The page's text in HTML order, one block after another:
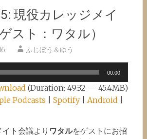
現役カレッジメイ
スト：ワタル）
ふじぼう＆ゆう
00:00
(Duration: 49:32 — 45.4MB)
Podcasts Spotify| Android
ト会議より ワタルをゲストにお招